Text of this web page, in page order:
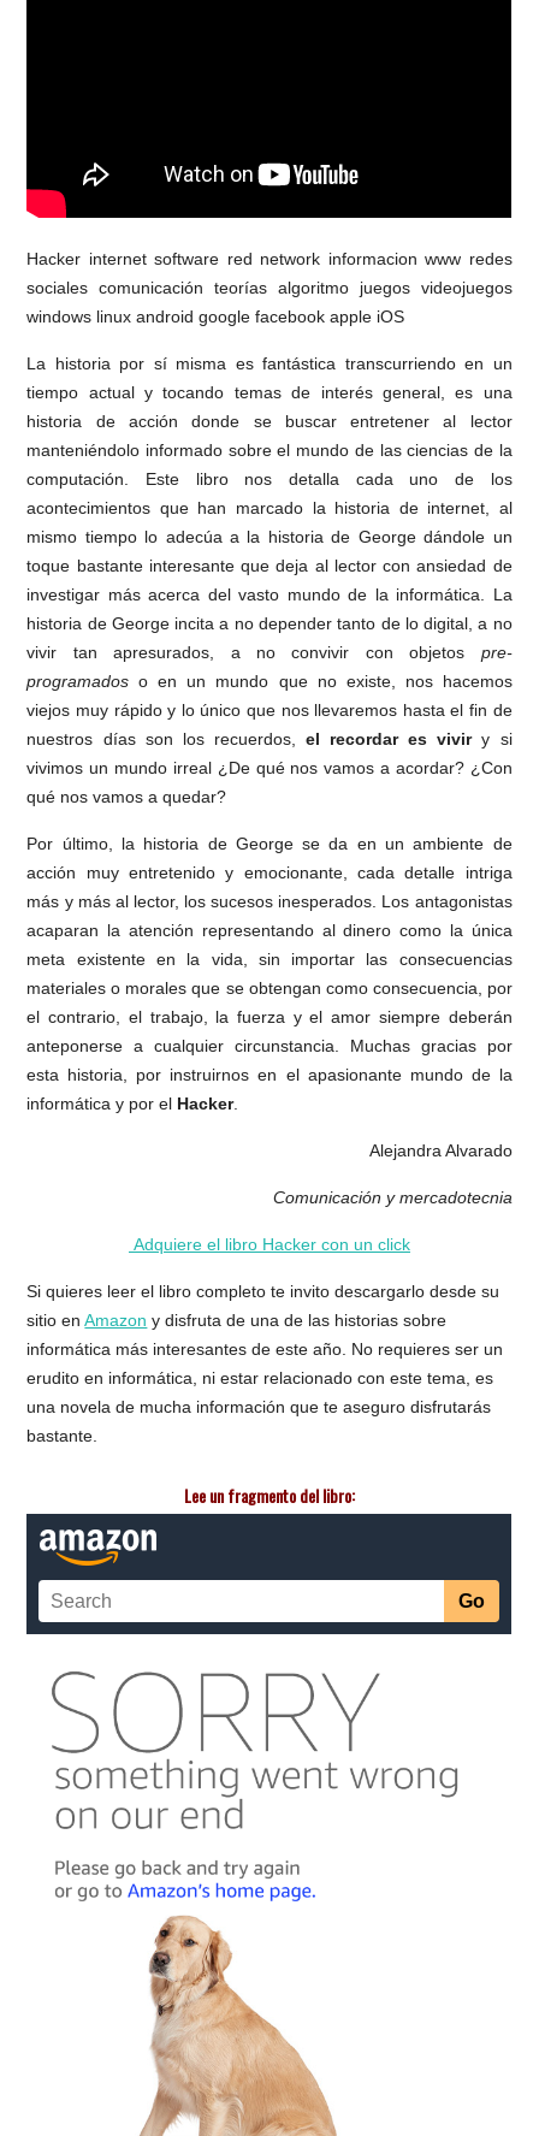
Hacker internet software red network informacion www redes
sociales comunicación teorías algoritmo juegos videojuegos
windows linux android google facebook apple iOS
La historia por sí misma es fantástica transcurriendo en un
tiempo actual y tocando temas de interés general, es una
historia de acción donde se buscar entretener al lector
manteniéndolo informado sobre el mundo de las ciencias de la
computación. Este libro nos detalla cada uno de los
acontecimientos que han marcado la historia de internet, al
mismo tiempo lo adecúa a la historia de George dándole un
toque bastante interesante que deja al lector con ansiedad de
investigar más acerca del vasto mundo de la informática. La
historia de George incita a no depender tanto de lo digital, a no
vivir tan apresurados, a no convivir con objetos pre-
programados o en un mundo que no existe, nos hacemos
viejos muy rápido y lo único que nos llevaremos hasta el fin de
nuestros días son los recuerdos, el recordar es viviry si
vivimos un mundo irreal ¿De qué nos vamos a acordar? ¿Con
qué nos vamos a quedar?
Por último, la historia de George se da en un ambiente de
acción muy entretenido y emocionante, cada detalle intriga
más y más al lector, los sucesos inesperados. Los antagonistas
acaparan la atención representando al dinero como la única
meta existente en la vida, sin importar las consecuencias
materiales o morales que se obtengan como consecuencia, por
el contrario, el trabajo, la fuerza y el amor siempre deberán
anteponerse a cualquier circunstancia. Muchas gracias por
esta historia, por instruirnos en el apasionante mundo de la
informática y por el Hacker.
Alejandra Alvarado
Comunicación y mercadotecnia
Adquiere el libro Hacker con un click
Si quieres leer el libro completo te invito descargarlo desde su
sitio enAmazon y disfruta de una de las historias sobre
informática más interesantes de este año. No requieres ser un
erudito en informática, ni estar relacionado con este tema, es
una novela de mucha información que te aseguro disfrutarás
bastante.
Lee un fragmento del libro: